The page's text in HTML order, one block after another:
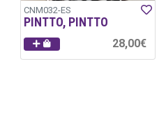
CNM032-ES
PINTTO, PINTTO
28,00€